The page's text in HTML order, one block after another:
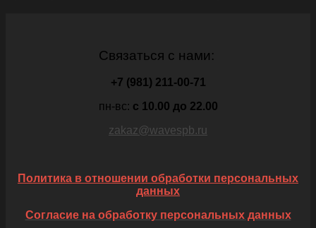
Связаться с нами:
+7 (981) 211-00-71
пн-вс: c 10.00 до 22.00
zakaz@wavespb.ru
Политика в отношении обработки персональных
данных
Согласие на обработку персональных данных